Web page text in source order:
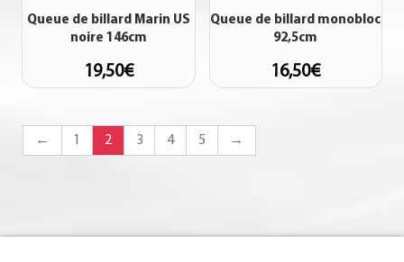
Queue de billard Marin US
noire 146cm
19,50€
Queue de billard monobloc
92,5cm
16,50€
← 1 2 3 4 5 →